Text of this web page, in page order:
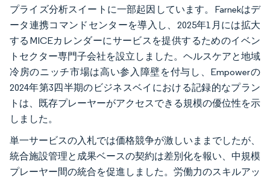
プライズ分析スイートに一部起因しています。Farnekはデ
ータ連携コマンドセンターを導入し、2025年1月には拡大
するMICEカレンダーにサービスを提供するためのイベン
トセクター専門子会社を設立しました。ヘルスケアと地域
冷房のニッチ市場は高い参入障壁を付与し、Empowerの
2024年第3四半期のビジネスベイにおける記録的なプラン
トは、既存プレーヤーがアクセスできる規模の優位性を示
しました。
単一サービスの入札では価格競争が激しいままでしたが、
統合施設管理と成果ベースの契約は差別化を報い、中規模
プレーヤー間の統合を促進しました。労働力のスキルアッ